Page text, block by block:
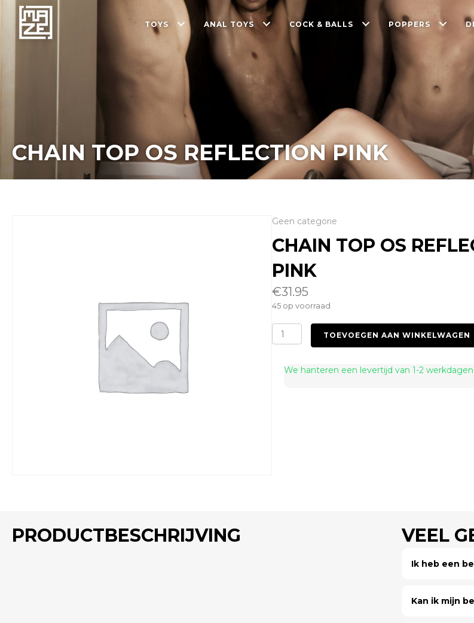
TOYS ANAL TOYS COCK & BALLS POPPERS
CHAIN TOP OS REFLECTION PINK
Geen categorie
CHAIN TOP OS
PINK
€31.95
45 op voorraad
Chain
Top
Reflection
Pink
TOEVOEGEN AAN WINKELWAGEN
We hanteren een levertijd van 1-2 werkdagen
PRODUCTBESCHRIJVING VEEL
Ik heb een
Kan ik mijn